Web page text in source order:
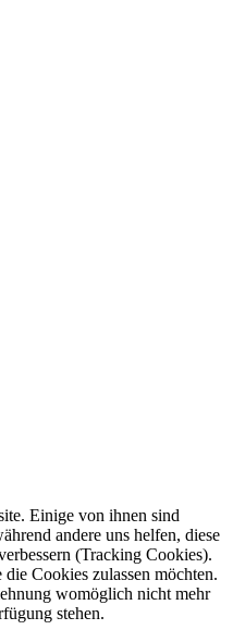
Einige von ihnen sind
andere uns helfen, diese
(Tracking Cookies).
Cookies zulassen möchten.
womöglich nicht mehr
stehen.